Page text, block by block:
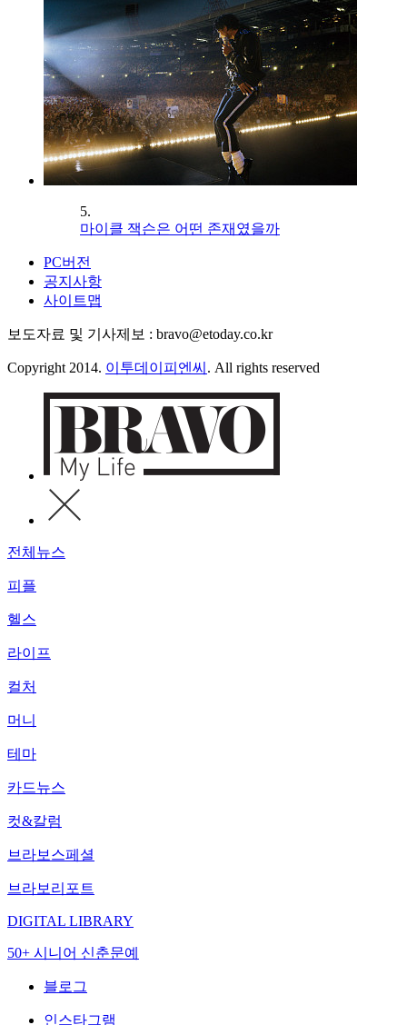
5.
마이클 잭슨은 어떤 존재였을까
PC버전
공지사항
사이트맵
보도자료 및 기사제보 : bravo@etoday.co.kr
Copyright 2014. 이투데이피엔씨 . All rights reserved
전체뉴스
피플
헬스
라이프
컬처
머니
테마
카드뉴스
컷&칼럼
브라보스페셜
브라보리포트
DIGITAL LIBRARY
50+ 시니어 신춘문예
블로그
인스타그램